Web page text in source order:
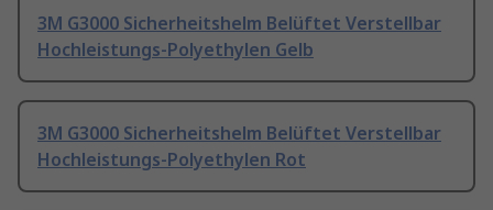
3M G3000 Sicherheitshelm Belüftet Verstellbar
Hochleistungs-Polyethylen Gelb
3M G3000 Sicherheitshelm Belüftet Verstellbar
Hochleistungs-Polyethylen Rot